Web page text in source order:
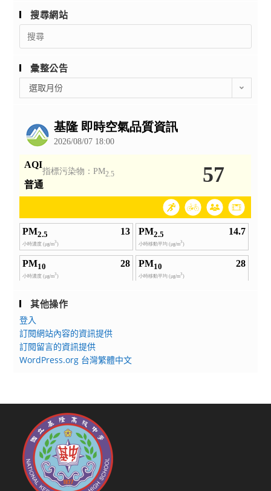
搜尋網站
Search
for:
彙整公告
整
選取月份
其他操作
登入
訂閱網站內容的資訊提供
訂閱留言的資訊提供
WordPress.org 台灣繁體中文